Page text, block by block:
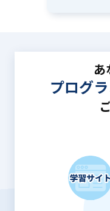
あ
プログ